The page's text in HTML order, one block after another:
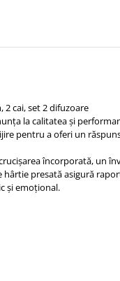
2 cai, set 2 difuzoare
la calitatea și
pentru a oferi un
încorporată, un
hârtie presată asigură
și emoțional.